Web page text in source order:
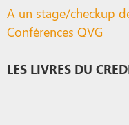
A un stage/checkup
Conférences QVG
LES LIVRES DU